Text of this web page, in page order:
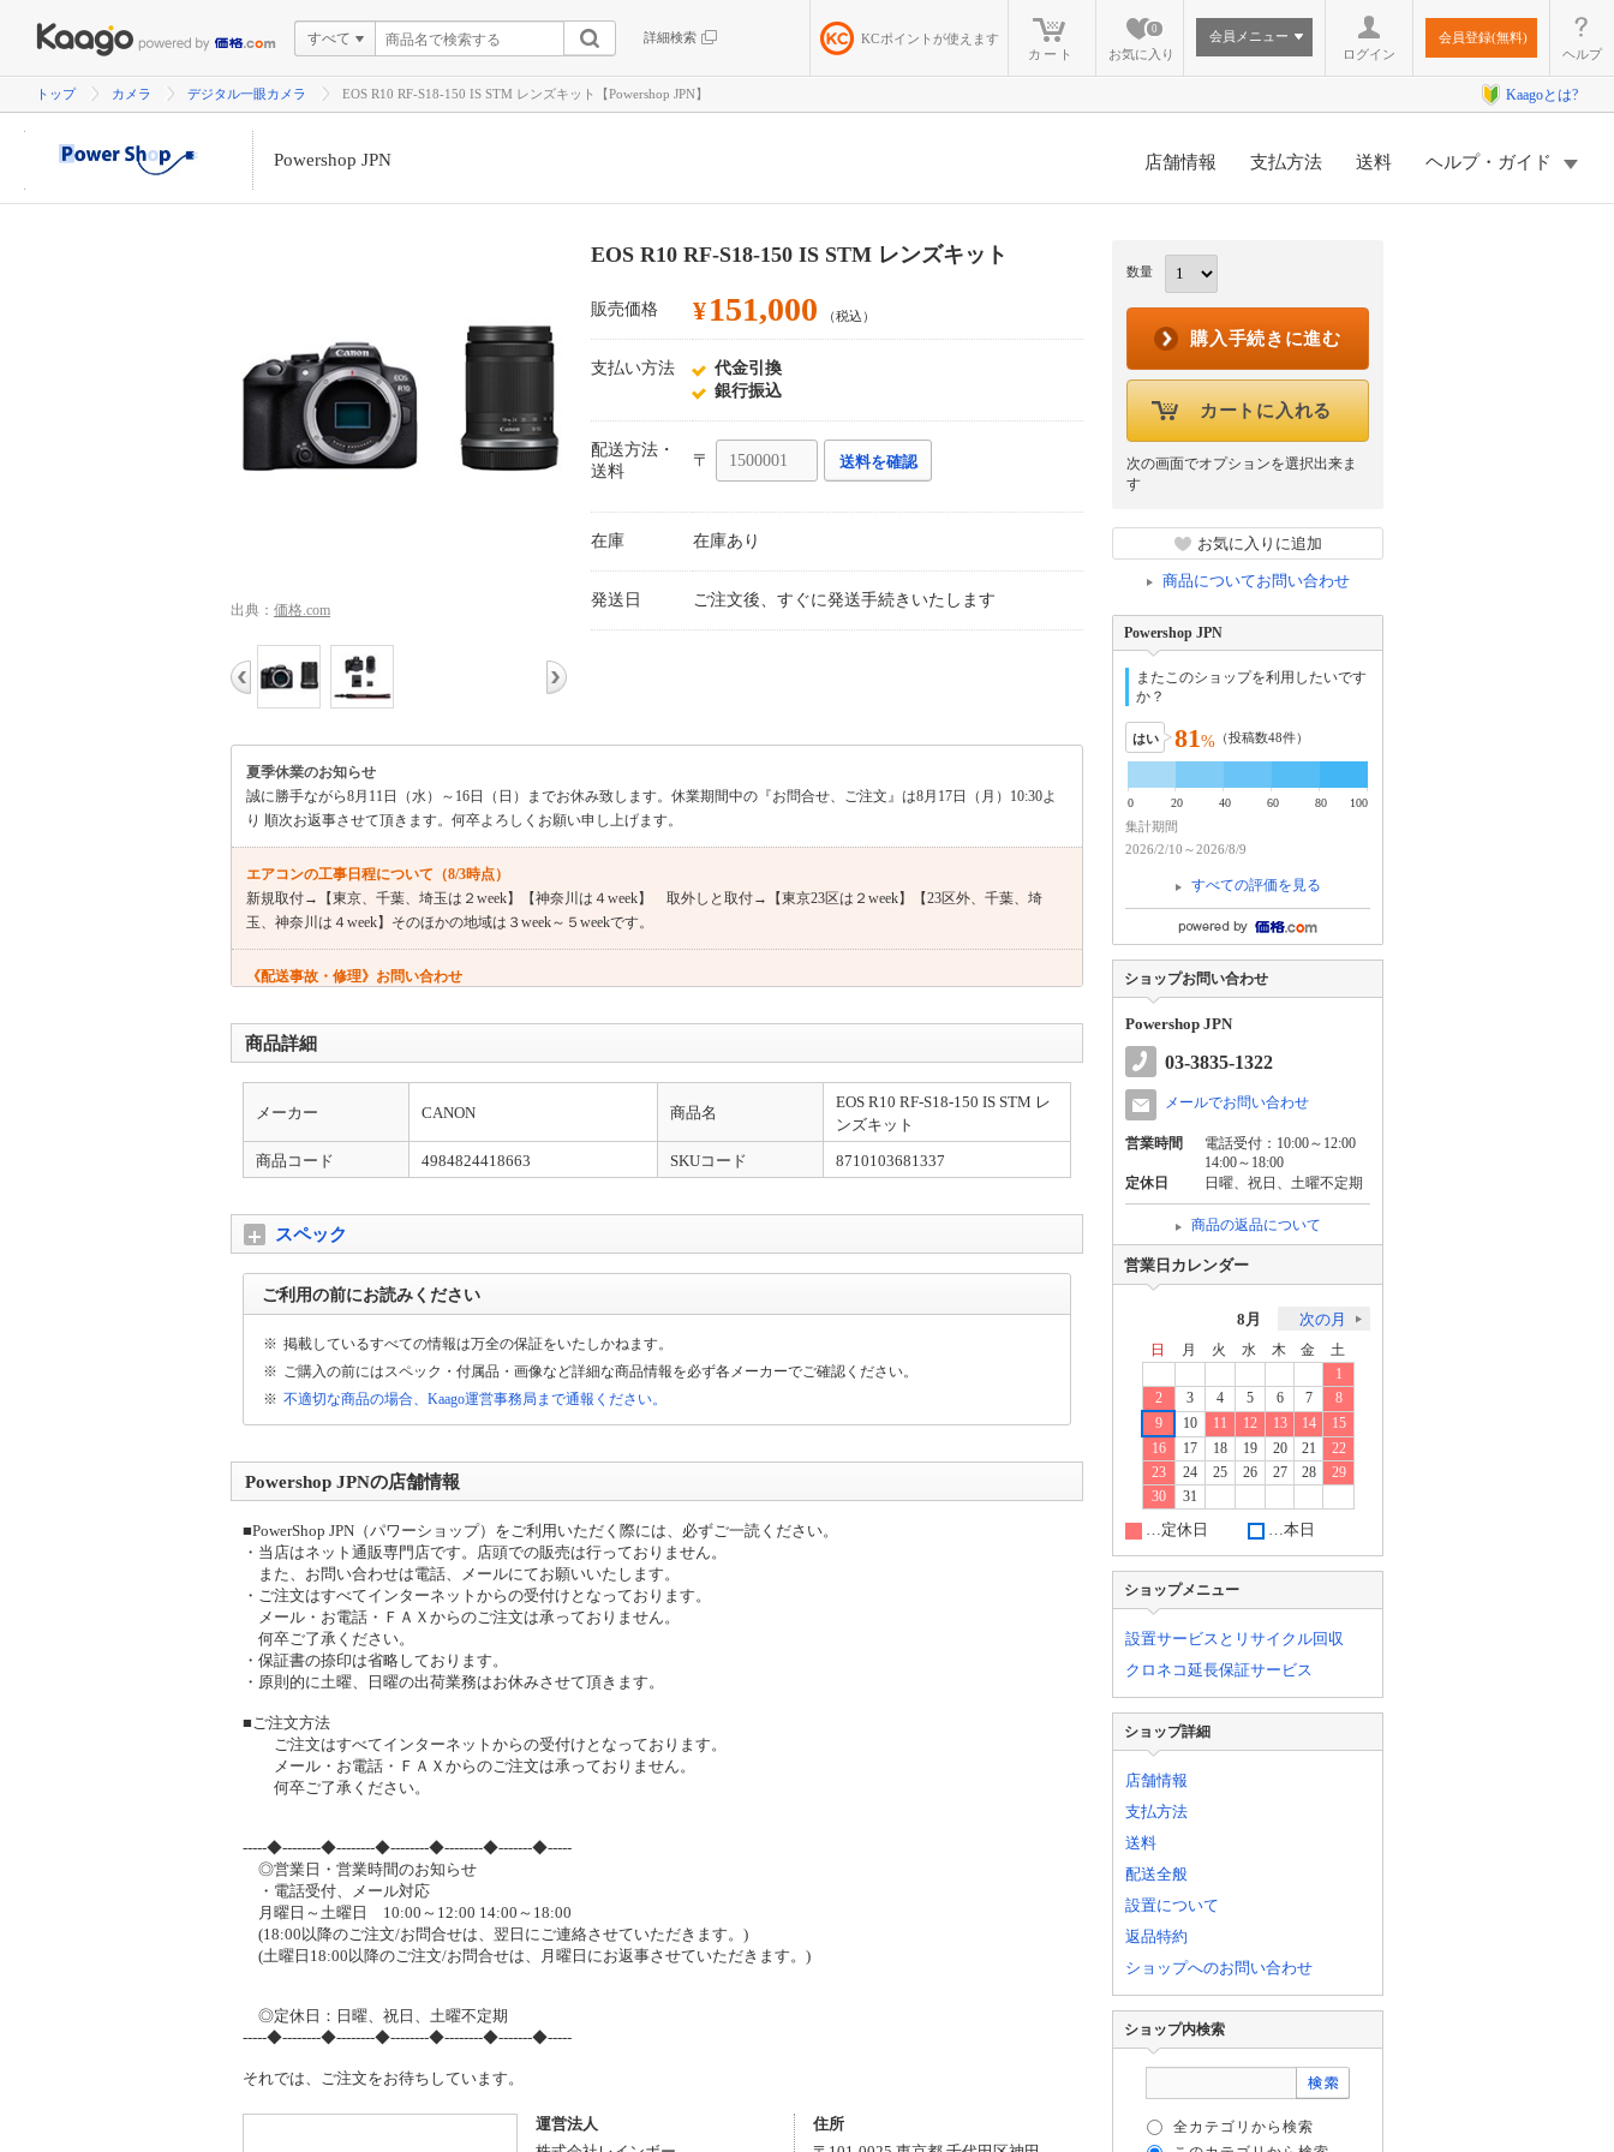
すべて 詳細検索 KCポイントが使えます
カート
お気に入り
0
会員メニュー
ログイン
会員登録(無料)
ヘルプ
トップ カメラ デジタル一眼カメラ EOS R10 RF-S18-150 IS STM レンズキット【Powershop JPN】 Kaagoとは?
Powershop JPN 店舗情報 支払方法 送料 ヘルプ・ガイド
出典： 価格.com
EOS R10 RF-S18-150 IS STM レンズキット
販売価格 ¥151,000 （税込）
支払い方法
代金引換
銀行振込
配送方法・
送料
〒 送料を確認
在庫 在庫あり
発送日 ご注文後、すぐに発送手続きいたします
夏季休業のお知らせ
誠に勝手ながら8月11日（水）～16日（日）までお休み致します。休業期間中の『お問合せ、ご注文』は8月17日（月）10:30よ
り 順次お返事させて頂きます。何卒よろしくお願い申し上げます。
エアコンの工事日程について（8/3時点）
新規取付→【東京、千葉、埼玉は２week】【神奈川は４week】 取外しと取付→【東京23区は２week】【23区外、千葉、埼
玉、神奈川は４week】そのほかの地域は３week～５weekです。
《配送事故・修理》お問い合わせ
商品詳細
メーカー CANON 商品名
EOS R10 RF-S18-150 IS STM レ
ンズキット
商品コード
4984824418663 SKUコード 8710103681337
スペック
ご利用の前にお読みください
※ 掲載しているすべての情報は万全の保証をいたしかねます。
※ ご購入の前にはスペック・付属品・画像など詳細な商品情報を必ず各メーカーでご確認ください。
※ 不適切な商品の場合、Kaago運営事務局まで通報ください。
Powershop JPNの店舗情報
■PowerShop JPN（パワーショップ）をご利用いただく際には、必ずご一読ください。
・当店はネット通販専門店です。店頭での販売は行っておりません。
また、お問い合わせは電話、メールにてお願いいたします。
・ご注文はすべてインターネットからの受付けとなっております。
メール・お電話・ＦＡＸからのご注文は承っておりません。
何卒ご了承ください。
・保証書の捺印は省略しております。
・原則的に土曜、日曜の出荷業務はお休みさせて頂きます。
■ご注文方法
ご注文はすべてインターネットからの受付けとなっております。
メール・お電話・ＦＡＸからのご注文は承っておりません。
何卒ご了承ください。
-----◆--------◆--------◆--------◆--------◆-------◆-----
◎営業日・営業時間のお知らせ
・電話受付、メール対応
月曜日～土曜日 10:00～12:00 14:00～18:00
(18:00以降のご注文/お問合せは、翌日にご連絡させていただきます。)
(土曜日18:00以降のご注文/お問合せは、月曜日にお返事させていただきます。)
◎定休日：日曜、祝日、土曜不定期
-----◆--------◆--------◆--------◆--------◆-------◆-----
それでは、ご注文をお待ちしています。
運営法人
住所
数量
購入手続きに進む
カートに入れる
次の画面でオプションを選択出来ま
す
お気に入りに追加
商品についてお問い合わせ
Powershop JPN
またこのショップを利用したいです
か？
はい 81% （投稿数48件）
0 20 40 60 80 100
集計期間
2026/2/10～2026/8/9
すべての評価を見る
ショップお問い合わせ
Powershop JPN
03-3835-1322
メールでお問い合わせ
営業時間
電話受付：10:00～12:00
14:00～18:00
定休日
日曜、祝日、土曜不定期
商品の返品について
営業日カレンダー
8月 次の月
日 月 火 水 木 金
土
1
2
3 4 5 6 7
8
9
10 11 12 13 14
15
16
17 18 19 20 21
22
23
24 25 26 27 28
29
30
31
…定休日 …本日
ショップメニュー
設置サービスとリサイクル回収
クロネコ延長保証サービス
ショップ詳細
店舗情報
支払方法
送料
配送全般
設置について
返品特約
ショップへのお問い合わせ
ショップ内検索
全カテゴリから検索